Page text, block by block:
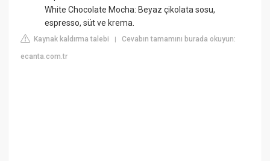
White Chocolate Mocha: Beyaz çikolata sosu,
espresso, süt ve krema.
Kaynak kaldırma talebi |Cevabın tamamını burada okuyun:
ecanta.com.tr